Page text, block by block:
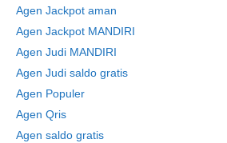
Agen Jackpot aman
Agen Jackpot MANDIRI
Agen Judi MANDIRI
Agen Judi saldo gratis
Agen Populer
Agen Qris
Agen saldo gratis